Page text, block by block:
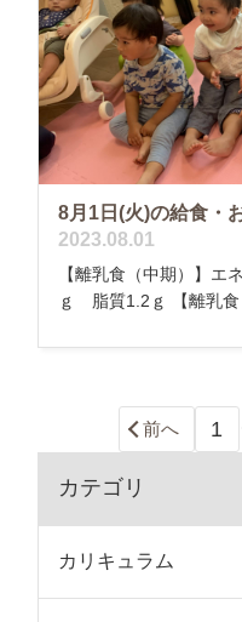
8月1日(火)の給食・
2023.08.01
【離乳食（中期）】
ｇ 脂質1.2ｇ 【離乳食
前へ 1
カテゴリ
カリキュラム